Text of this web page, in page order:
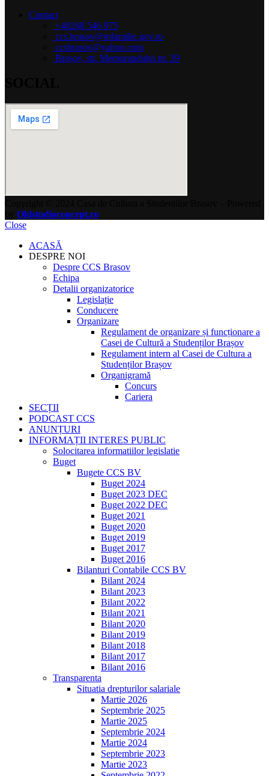
Contact
+40268 546 975
ccs.brasov@mfamilie.gov.ro
ccsbrasov@yahoo.com
Brașov, str. Memorandului nr. 39
Oldstudioconcept.ro
Close
ACASĂ
DESPRE NOI
Despre CCS Brasov
Echipa
Detalii organizatorice
Legislație
Conducere
Organizare
Regulament de organizare și funcționare a
Casei de Cultură a Studenților Brașov
Regulament intern al Casei de Cultura a
Studenților Brașov
Organigramă
Concurs
Cariera
SECȚII
PODCAST CCS
ANUNȚURI
INFORMAȚII INTERES PUBLIC
Solocitarea informatiilor legislatie
Buget
Bugete CCS BV
Buget 2024
Buget 2023 DEC
Buget 2022 DEC
Buget 2021
Buget 2020
Buget 2019
Buget 2017
Buget 2016
Bilanturi Contabile CCS BV
Bilant 2024
Bilant 2023
Bilant 2022
Bilant 2021
Bilant 2020
Bilant 2019
Bilant 2018
Bilant 2017
Bilant 2016
Transparenta
Situatia drepturilor salariale
Martie 2026
Septembrie 2025
Martie 2025
Septembrie 2024
Martie 2024
Septembrie 2023
Martie 2023